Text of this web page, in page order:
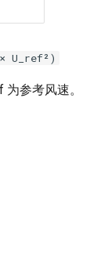
U_ref²)
参考风速。